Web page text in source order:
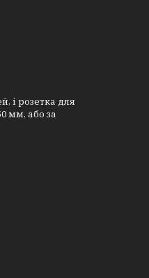
і розетка для
мм, або за